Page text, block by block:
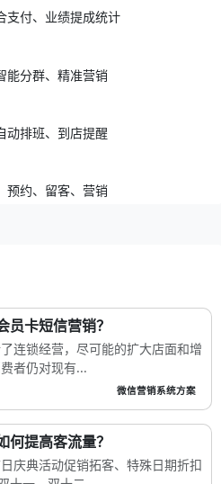
支付、业绩提成统计
能分群、精准营销
动排班、到店提醒
预约、留客、营销
员卡短信营销？
连锁经营，尽可能的扩大店面和增
者仍对现有...
微信营销系统方案
提高客流量？
庆典活动促销拓客、特殊日期折扣